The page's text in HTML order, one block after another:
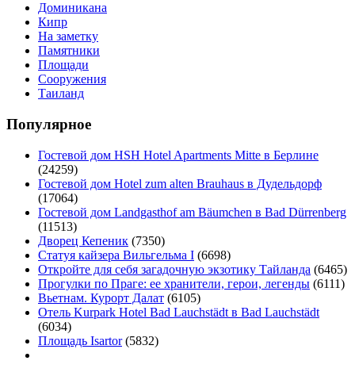
Доминикана
Кипр
На заметку
Памятники
Площади
Сооружения
Таиланд
Популярное
Гостевой дом HSH Hotel Apartments Mitte в Берлине
(24259)
Гостевой дом Hotel zum alten Brauhaus в Дудельдорф
(17064)
Гостевой дом Landgasthof am Bäumchen в Bad Dürrenberg
(11513)
Дворец Кепеник (7350)
Статуя кайзера Вильгельма I (6698)
Откройте для себя загадочную экзотику Тайланда (6465)
Прогулки по Праге: ее хранители, герои, легенды (6111)
Вьетнам. Курорт Далат (6105)
Отель Kurpark Hotel Bad Lauchstädt в Bad Lauchstädt
(6034)
Площадь Isartor(5832)